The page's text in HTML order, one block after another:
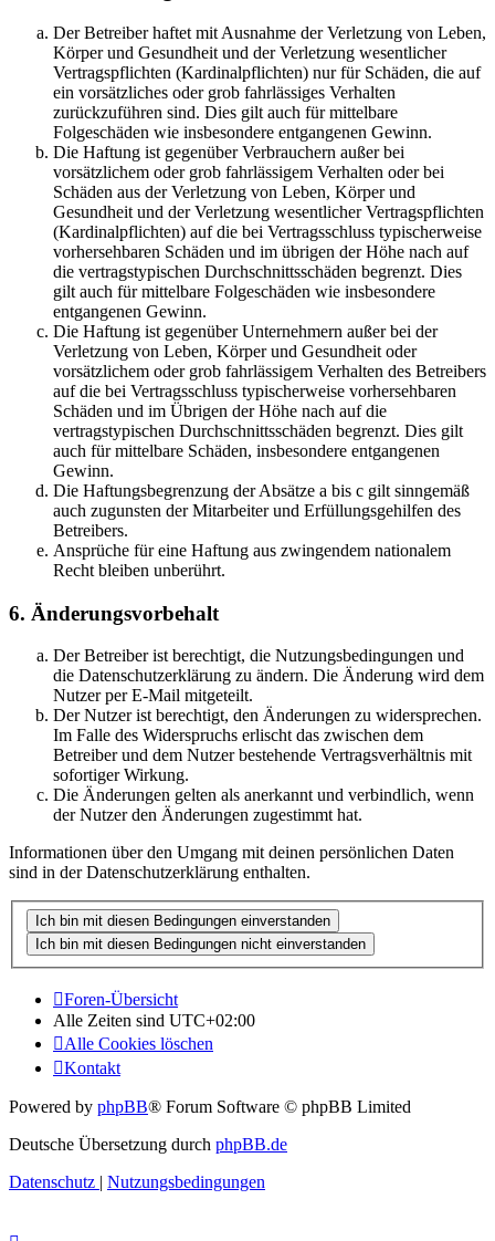
Der Betreiber haftet mit Ausnahme der Verletzung von Leben,
Körper und Gesundheit und der Verletzung wesentlicher
Vertragspflichten (Kardinalpflichten) nur für Schäden, die auf
ein vorsätzliches oder grob fahrlässiges Verhalten
zurückzuführen sind. Dies gilt auch für mittelbare
Folgeschäden wie insbesondere entgangenen Gewinn.
Die Haftung ist gegenüber Verbrauchern außer bei
vorsätzlichem oder grob fahrlässigem Verhalten oder bei
Schäden aus der Verletzung von Leben, Körper und
Gesundheit und der Verletzung wesentlicher Vertragspflichten
(Kardinalpflichten) auf die bei Vertragsschluss typischerweise
vorhersehbaren Schäden und im übrigen der Höhe nach auf
die vertragstypischen Durchschnittsschäden begrenzt. Dies
gilt auch für mittelbare Folgeschäden wie insbesondere
entgangenen Gewinn.
Die Haftung ist gegenüber Unternehmern außer bei der
Verletzung von Leben, Körper und Gesundheit oder
vorsätzlichem oder grob fahrlässigem Verhalten des Betreibers
auf die bei Vertragsschluss typischerweise vorhersehbaren
Schäden und im Übrigen der Höhe nach auf die
vertragstypischen Durchschnittsschäden begrenzt. Dies gilt
auch für mittelbare Schäden, insbesondere entgangenen
Gewinn.
Die Haftungsbegrenzung der Absätze a bis c gilt sinngemäß
auch zugunsten der Mitarbeiter und Erfüllungsgehilfen des
Betreibers.
Ansprüche für eine Haftung aus zwingendem nationalem
Recht bleiben unberührt.
6. Änderungsvorbehalt
Der Betreiber ist berechtigt, die Nutzungsbedingungen und
die Datenschutzerklärung zu ändern. Die Änderung wird dem
Nutzer per E-Mail mitgeteilt.
Der Nutzer ist berechtigt, den Änderungen zu widersprechen.
Im Falle des Widerspruchs erlischt das zwischen dem
Betreiber und dem Nutzer bestehende Vertragsverhältnis mit
sofortiger Wirkung.
Die Änderungen gelten als anerkannt und verbindlich, wenn
der Nutzer den Änderungen zugestimmt hat.
Informationen über den Umgang mit deinen persönlichen Daten
sind in der Datenschutzerklärung enthalten.
Foren-Übersicht
Alle Zeiten sind UTC+02:00
Alle Cookies löschen
Kontakt
Powered by phpBB® Forum Software © phpBB Limited
Deutsche Übersetzung durch phpBB.de
Datenschutz | Nutzungsbedingungen